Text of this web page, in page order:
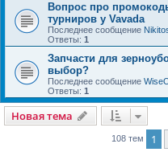
Вопрос про
турниров у Vavada
Последнее сообщение
Ответы: 1
Запчасти для
выбор?
Последнее сообщение
Ответы: 1
Новая тема
108 тем 1